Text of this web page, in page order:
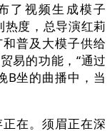
视频生成模子
度，总导演红莉
普及大模子供给
易的功能，“通过
B坐的曲播中，当
在。须眉正在深